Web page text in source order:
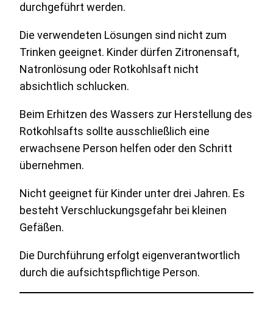
durchgeführt werden.
Die verwendeten Lösungen sind nicht zum
Trinken geeignet. Kinder dürfen Zitronensaft,
Natronlösung oder Rotkohlsaft nicht
absichtlich schlucken.
Beim Erhitzen des Wassers zur Herstellung des
Rotkohlsafts sollte ausschließlich eine
erwachsene Person helfen oder den Schritt
übernehmen.
Nicht geeignet für Kinder unter drei Jahren. Es
besteht Verschluckungsgefahr bei kleinen
Gefäßen.
Die Durchführung erfolgt eigenverantwortlich
durch die aufsichtspflichtige Person.